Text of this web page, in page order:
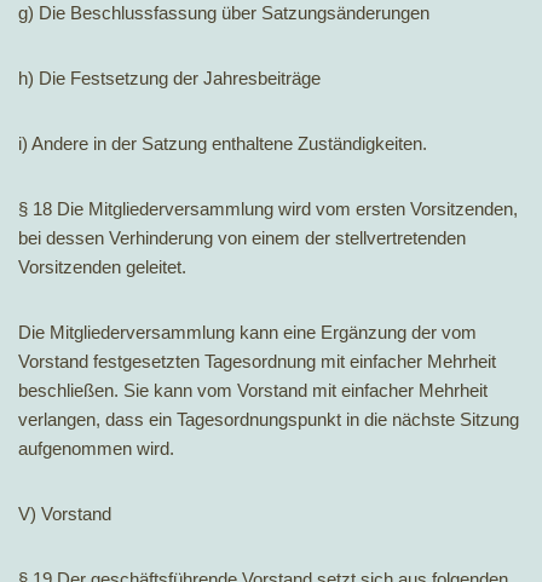
g) Die Beschlussfassung über Satzungsänderungen
h) Die Festsetzung der Jahresbeiträge
i) Andere in der Satzung enthaltene Zuständigkeiten.
§ 18 Die Mitgliederversammlung wird vom ersten Vorsitzenden,
bei dessen Verhinderung von einem der stellvertretenden
Vorsitzenden geleitet.
Die Mitgliederversammlung kann eine Ergänzung der vom
Vorstand festgesetzten Tagesordnung mit einfacher Mehrheit
beschließen. Sie kann vom Vorstand mit einfacher Mehrheit
verlangen, dass ein Tagesordnungspunkt in die nächste Sitzung
aufgenommen wird.
V) Vorstand